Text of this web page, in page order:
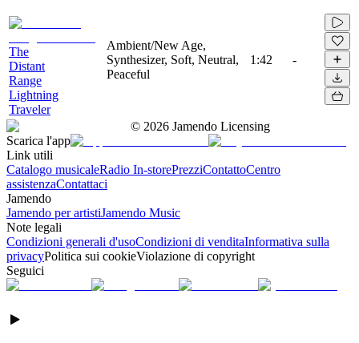
The
Distant
Range
Lightning
Traveler
Ambient/New Age,
Synthesizer, Soft, Neutral,
Peaceful
1:42 -
© 2026 Jamendo Licensing
Scarica l'app
Link utili
Catalogo musicaleRadio In-storePrezziContattoCentro
assistenzaContattaci
Jamendo
Jamendo per artistiJamendo Music
Note legali
Condizioni generali d'usoCondizioni di venditaInformativa sulla
privacyPolitica sui cookieViolazione di copyright
Seguici